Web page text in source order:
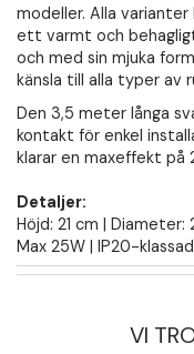
modeller. Alla
ett varmt och
och med sin mjuka
känsla till alla typer av
Den 3,5 meter långa
kontakt för enkel
klarar en maxeffekt på
Detaljer:
Höjd: 21 cm |
Max 25W | IP20-klassad
VI